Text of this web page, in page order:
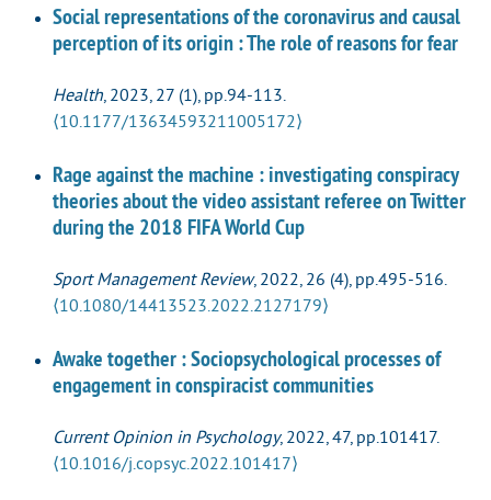
Social representations of the coronavirus and causal
perception of its origin : The role of reasons for fear
Health, 2023, 27 (1), pp.94-113.
⟨10.1177/13634593211005172⟩
Rage against the machine : investigating conspiracy
theories about the video assistant referee on Twitter
during the 2018 FIFA World Cup
Sport Management Review, 2022, 26 (4), pp.495-516.
⟨10.1080/14413523.2022.2127179⟩
Awake together : Sociopsychological processes of
engagement in conspiracist communities
Current Opinion in Psychology, 2022, 47, pp.101417.
⟨10.1016/j.copsyc.2022.101417⟩